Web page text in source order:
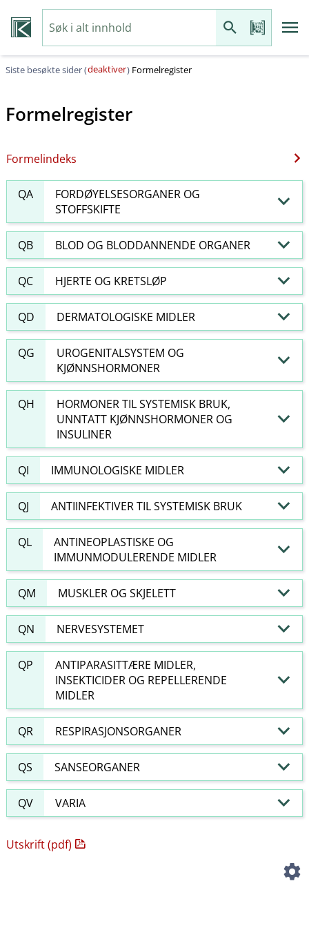
Siste besøkte sider (deaktiver) Formelregister
Formelregister
Formelindeks
QA
FORDØYELSESORGANER OG
STOFFSKIFTE
QB BLOD OG BLODDANNENDE ORGANER
QC HJERTE OG KRETSLØP
QD DERMATOLOGISKE MIDLER
QG
UROGENITALSYSTEM OG
KJØNNSHORMONER
QH
HORMONER TIL SYSTEMISK BRUK,
UNNTATT KJØNNSHORMONER OG
INSULINER
QI IMMUNOLOGISKE MIDLER
QJ ANTIINFEKTIVER TIL SYSTEMISK BRUK
QL
ANTINEOPLASTISKE OG
IMMUNMODULERENDE MIDLER
QM MUSKLER OG SKJELETT
QN NERVESYSTEMET
QP
ANTIPARASITTÆRE MIDLER,
INSEKTICIDER OG REPELLERENDE
MIDLER
QR RESPIRASJONSORGANER
QS SANSEORGANER
QV VARIA
Utskrift (pdf)